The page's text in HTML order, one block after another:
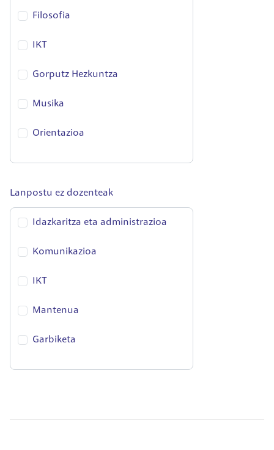
Filosofia
IKT
Gorputz Hezkuntza
Musika
Orientazioa
Lanpostu ez dozenteak
Idazkaritza eta administrazioa
Komunikazioa
IKT
Mantenua
Garbiketa